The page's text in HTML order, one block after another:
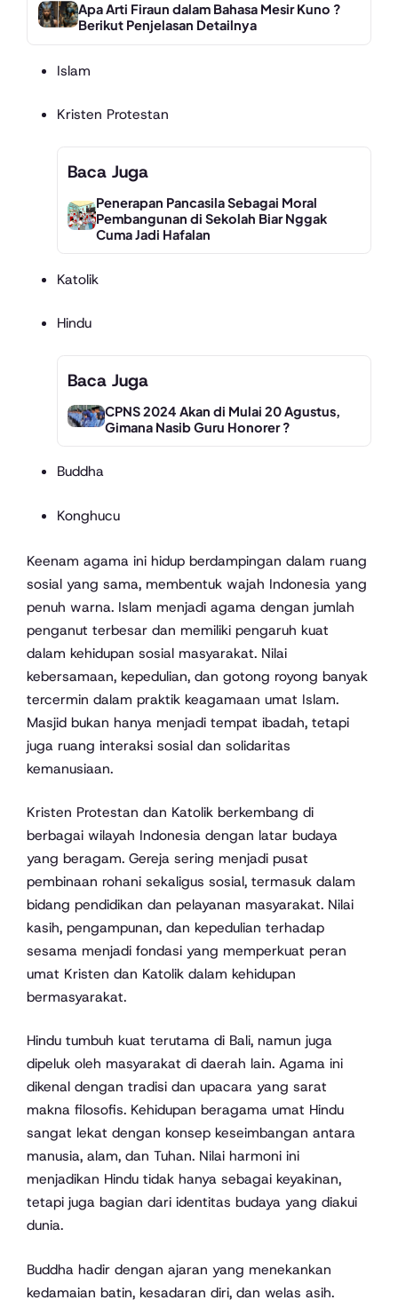
Apa Arti Firaun dalam Bahasa Mesir Kuno ?
Berikut Penjelasan Detailnya
Islam
Kristen Protestan
Baca Juga
Penerapan Pancasila Sebagai Moral
Pembangunan di Sekolah Biar Nggak
Cuma Jadi Hafalan
Katolik
Hindu
Baca Juga
CPNS 2024 Akan di Mulai 20 Agustus,
Gimana Nasib Guru Honorer ?
Buddha
Konghucu
Keenam agama ini hidup berdampingan dalam ruang
sosial yang sama, membentuk wajah Indonesia yang
penuh warna. Islam menjadi agama dengan jumlah
penganut terbesar dan memiliki pengaruh kuat
dalam kehidupan sosial masyarakat. Nilai
kebersamaan, kepedulian, dan gotong royong banyak
tercermin dalam praktik keagamaan umat Islam.
Masjid bukan hanya menjadi tempat ibadah, tetapi
juga ruang interaksi sosial dan solidaritas
kemanusiaan.
Kristen Protestan dan Katolik berkembang di
berbagai wilayah Indonesia dengan latar budaya
yang beragam. Gereja sering menjadi pusat
pembinaan rohani sekaligus sosial, termasuk dalam
bidang pendidikan dan pelayanan masyarakat. Nilai
kasih, pengampunan, dan kepedulian terhadap
sesama menjadi fondasi yang memperkuat peran
umat Kristen dan Katolik dalam kehidupan
bermasyarakat.
Hindu tumbuh kuat terutama di Bali, namun juga
dipeluk oleh masyarakat di daerah lain. Agama ini
dikenal dengan tradisi dan upacara yang sarat
makna filosofis. Kehidupan beragama umat Hindu
sangat lekat dengan konsep keseimbangan antara
manusia, alam, dan Tuhan. Nilai harmoni ini
menjadikan Hindu tidak hanya sebagai keyakinan,
tetapi juga bagian dari identitas budaya yang diakui
dunia.
Buddha hadir dengan ajaran yang menekankan
kedamaian batin, kesadaran diri, dan welas asih.